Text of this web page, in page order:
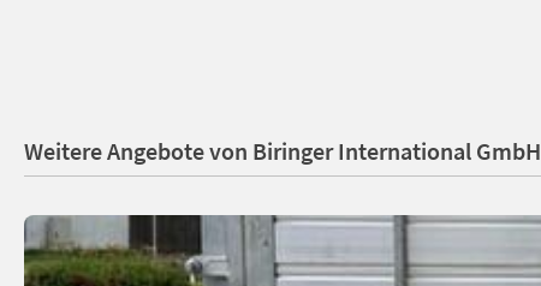
Weitere Angebote von Biringer International GmbH